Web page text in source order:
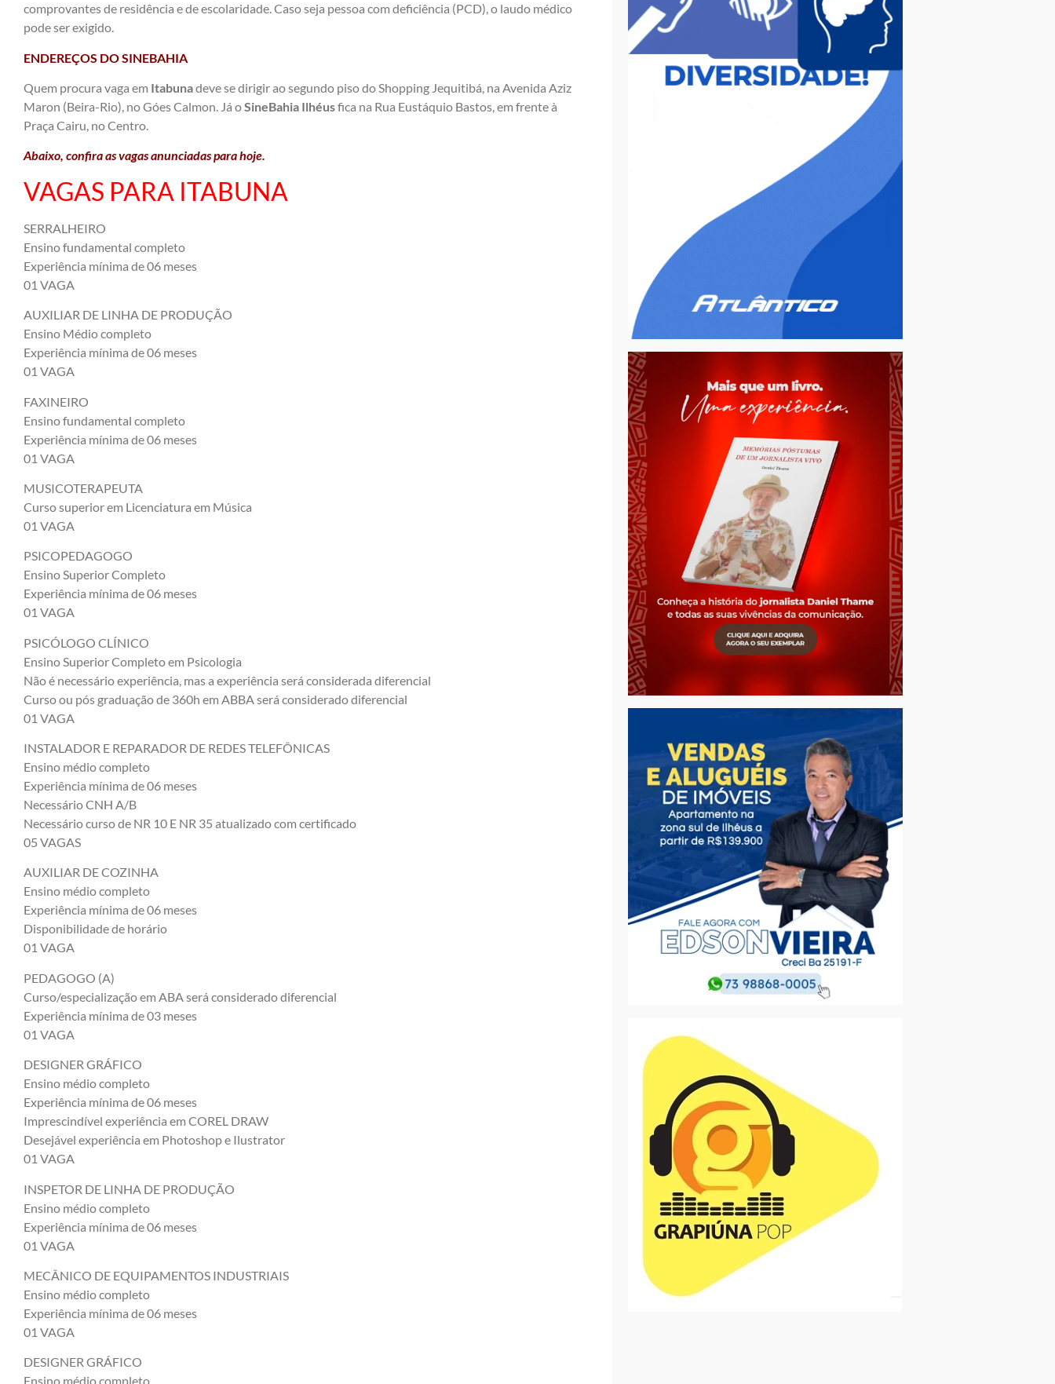
comprovantes de residência e de escolaridade. Caso seja pessoa com deficiência (PCD), o laudo médico
pode ser exigido.
ENDEREÇOS DO SINEBAHIA
Quem procura vaga em Itabunadeve se dirigir ao segundo piso do Shopping Jequitibá, na Avenida Aziz
Maron (Beira-Rio), no Góes Calmon. Já oSineBahia Ilhéusfica na Rua Eustáquio Bastos, em frente à
Praça Cairu, no Centro.
Abaixo, confira as vagas anunciadas para hoje.
VAGAS PARA ITABUNA
SERRALHEIRO
Ensino fundamental completo
Experiência mínima de 06 meses
01 VAGA
AUXILIAR DE LINHA DE PRODUÇÃO
Ensino Médio completo
Experiência mínima de 06 meses
01 VAGA
FAXINEIRO
Ensino fundamental completo
Experiência mínima de 06 meses
01 VAGA
MUSICOTERAPEUTA
Curso superior em Licenciatura em Música
01 VAGA
PSICOPEDAGOGO
Ensino Superior Completo
Experiência mínima de 06 meses
01 VAGA
PSICÓLOGO CLÍNICO
Ensino Superior Completo em Psicologia
Não é necessário experiência, mas a experiência será considerada diferencial
Curso ou pós graduação de 360h em ABBA será considerado diferencial
01 VAGA
INSTALADOR E REPARADOR DE REDES TELEFÔNICAS
Ensino médio completo
Experiência mínima de 06 meses
Necessário CNH A/B
Necessário curso de NR 10 E NR 35 atualizado com certificado
05 VAGAS
AUXILIAR DE COZINHA
Ensino médio completo
Experiência mínima de 06 meses
Disponibilidade de horário
01 VAGA
PEDAGOGO (A)
Curso/especialização em ABA será considerado diferencial
Experiência mínima de 03 meses
01 VAGA
DESIGNER GRÁFICO
Ensino médio completo
Experiência mínima de 06 meses
Imprescindível experiência em COREL DRAW
Desejável experiência em Photoshop e Ilustrator
01 VAGA
INSPETOR DE LINHA DE PRODUÇÃO
Ensino médio completo
Experiência mínima de 06 meses
01 VAGA
MECÂNICO DE EQUIPAMENTOS INDUSTRIAIS
Ensino médio completo
Experiência mínima de 06 meses
01 VAGA
DESIGNER GRÁFICO
Ensino médio completo